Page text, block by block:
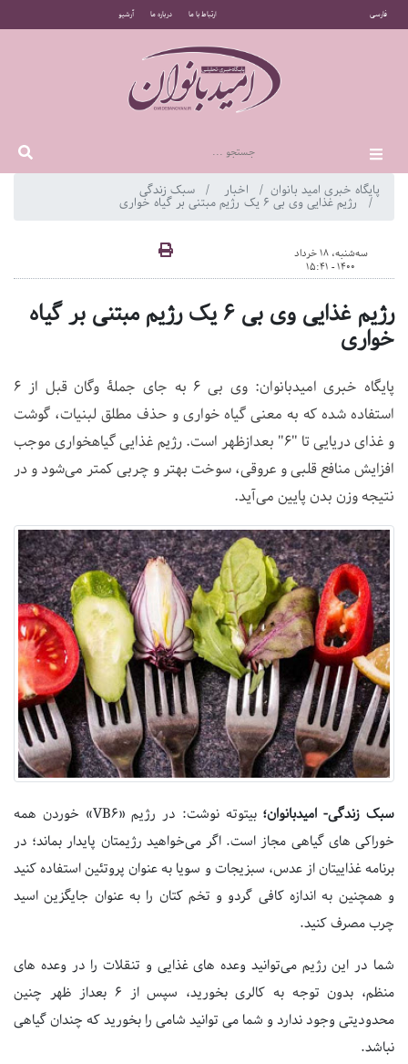
فارسی ارتباط با ما درباره ما آرشیو
پایگاه خبری امید بانوان اخبار سبک زندگی
رژیم غذایی وی بی 6 یک رژیم مبتنی بر گیاه خواری
سه‌شنبه، 18 خرداد
1400 - 15:41
رژیم غذایی وی بی 6 یک رژیم مبتنی بر گیاه
خواری
پایگاه خبری امیدبانوان: وی بی 6 به جای جملۀ وگان قبل از 6
استفاده شده که به معنی گیاه خواری و حذف مطلق لبنیات، گوشت
و غذای دریایی تا "6" بعدازظهر است. رژیم غذایی گیاهخواری موجب
افزایش منافع قلبی و عروقی، سوخت بهتر و چربی کمتر می‌شود و در
نتیجه وزن بدن پایین می‌آید.
سبک زندگی- امیدبانوان؛
بیتوته نوشت: در رژیم «VB6» خوردن همه
خوراکی های گیاهی مجاز است. اگر می‌خواهید رژیمتان پایدار بماند؛ در
برنامه غذاییتان از عدس، سبزیجات و سویا به عنوان پروتئین استفاده کنید
و همچنین به اندازه کافی گردو و تخم کتان را به عنوان جایگزین اسید
چرب مصرف کنید.
شما در این رژیم می‌توانید وعده های غذایی و تنقلات را در وعده های
منظم، بدون توجه به کالری بخورید، سپس از 6 بعداز ظهر چنین
محدودیتی وجود ندارد و شما می توانید شامی را بخورید که چندان گیاهی
نباشد.